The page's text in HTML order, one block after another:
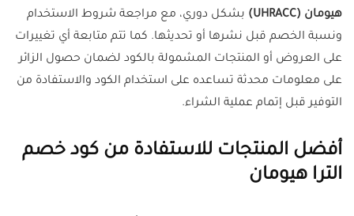
هيومان (UHRACC)
بشكل دوري، مع مراجعة شروط الاستخدام
ونسبة الخصم قبل نشرها أو تحديثها. كما تتم متابعة أي تغييرات
على العروض أو المنتجات المشمولة بالكود لضمان حصول الزائر
على معلومات محدثة تساعده على استخدام الكود والاستفادة من
التوفير قبل إتمام عملية الشراء.
أفضل المنتجات للاستفادة من كود خصم
الترا هيومان